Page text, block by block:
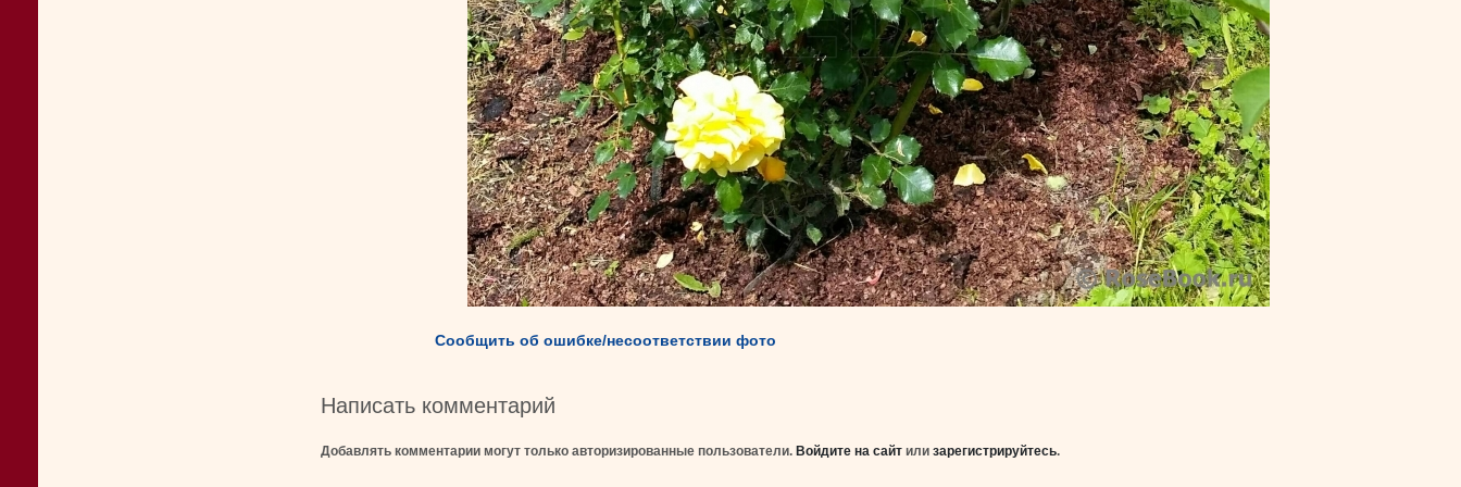
Сообщить об ошибке/несоответствии фото
Написать комментарий
Добавлять комментарии могут только авторизированные пользователи. Войдите на сайт или зарегистрируйтесь.